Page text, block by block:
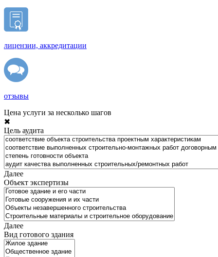
лицензии, аккредитации
отзывы
Цена услуги за несколько шагов
✖
Цель аудита
Далее
Объект экспертизы
Далее
Вид готового здания